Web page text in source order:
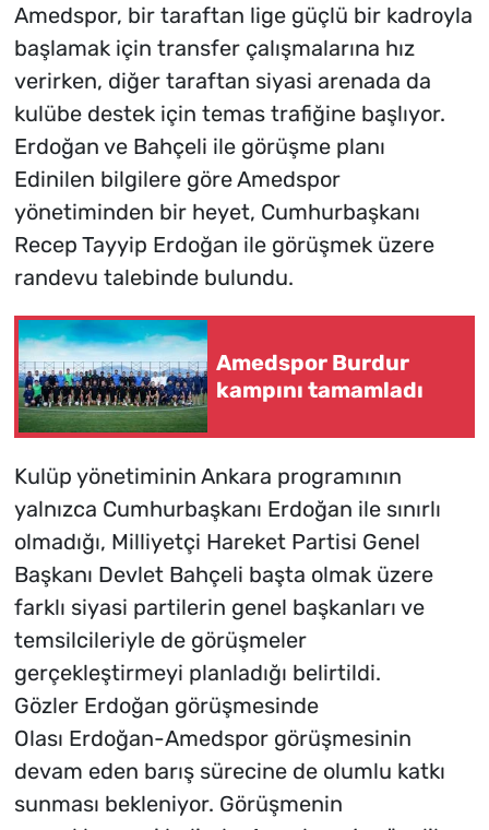
Amedspor, bir taraftan lige güçlü bir kadroyla
başlamak için transfer çalışmalarına hız
verirken, diğer taraftan siyasi arenada da
kulübe destek için temas trafiğine başlıyor.
Erdoğan ve Bahçeli ile görüşme planı
Edinilen bilgilere göre Amedspor
yönetiminden bir heyet, Cumhurbaşkanı
Recep Tayyip Erdoğan ile görüşmek üzere
randevu talebinde bulundu.
Amedspor Burdur
kampını tamamladı
Kulüp yönetiminin Ankara programının
yalnızca Cumhurbaşkanı Erdoğan ile sınırlı
olmadığı, Milliyetçi Hareket Partisi Genel
Başkanı Devlet Bahçeli başta olmak üzere
farklı siyasi partilerin genel başkanları ve
temsilcileriyle de görüşmeler
gerçekleştirmeyi planladığı belirtildi.
Gözler Erdoğan görüşmesinde
Olası Erdoğan-Amedspor görüşmesinin
devam eden barış sürecine de olumlu katkı
sunması bekleniyor. Görüşmenin